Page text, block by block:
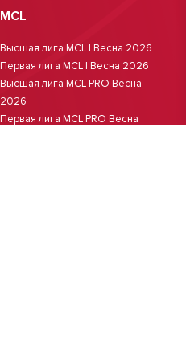
MCL
Высшая лига MCL | Весна 2026
Первая лига MCL | Весна 2026
Высшая лига MCL PRO Весна
2026
Первая лига MCL PRO Весна